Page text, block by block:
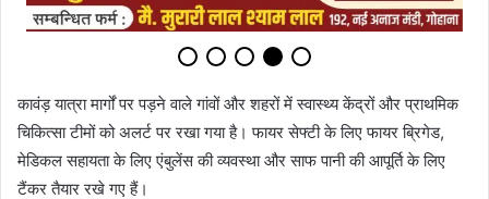
कावंड़ यात्रा मार्गों पर पड़ने वाले गांवों और शहरों में स्वास्थ्य केंद्रों और प्राथमिक
चिकित्सा टीमों को अलर्ट पर रखा गया है। फायर सेफ्टी के लिए फायर ब्रिगेड,
मेडिकल सहायता के लिए एंबुलेंस की व्यवस्था और साफ पानी की आपूर्ति के लिए
टैंकर तैयार रखे गए हैं।